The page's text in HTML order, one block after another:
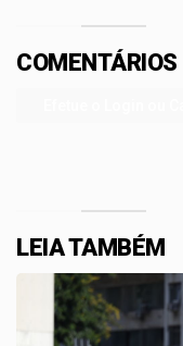
COMENTÁRIOS
LEIA TAMBÉM